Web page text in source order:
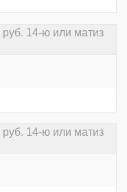
руб. 14-ю или матиз
руб. 14-ю или матиз